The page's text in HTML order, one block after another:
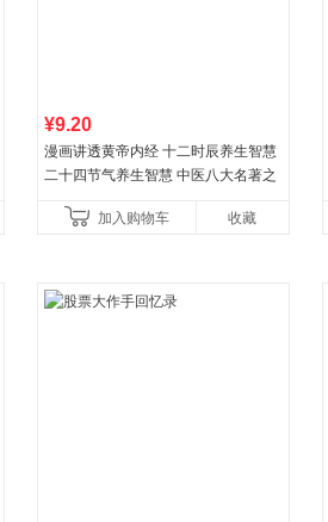
¥9.20
漫画讲透黄帝内经 十二时辰养生智慧
二十四节气养生智慧 中医八大名著之
加入购物车
收藏